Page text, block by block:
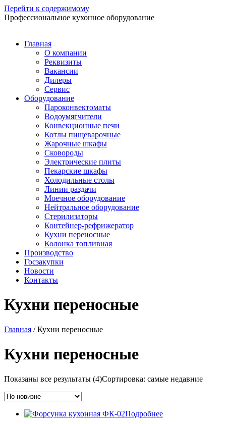
Перейти к содержимому
Профессиональное кухонное оборудование
Главная
О компании
Реквизиты
Вакансии
Дилеры
Сервис
Оборудование
Пароконвектоматы
Водоумягчители
Конвекционные печи
Котлы пищеварочные
Жарочные шкафы
Сковороды
Электрические плиты
Пекарские шкафы
Холодильные столы
Линии раздачи
Моечное оборудование
Нейтральное оборудование
Стерилизаторы
Контейнер-рефрижератор
Кухни переносные
Колонка топливная
Производство
Госзакупки
Новости
Контакты
Кухни переносные
Главная / Кухни переносные
Кухни переносные
Показаны все результаты (4)Сортировка: самые недавние
Подробнее